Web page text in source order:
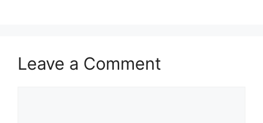
Leave a Comment